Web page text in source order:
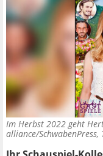
Im Herbst 2022 geht
alliance/